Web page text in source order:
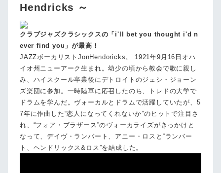
Hendricks ～
クラブジャズクラシックスの「i'll bet you thought i'd n
ever find you」が最高！
JAZZボーカリストJonHendoricks。 1921年9月16日オハ
イオ州ニューアーク生まれ。幼少の頃から教会で歌に親し
み、ハイスクール卒業後にデトロイトのジェシ・ジョーン
ズ楽団に参加。一時陸軍に応召したのち、トレドの大学で
ドラムを学んだ。ヴォーカルとドラムで活躍していたが、5
7年に作曲した“恋人になってくれないか”のヒットで注目さ
れ、“フォア・ブラザース”のヴォーカライズがきっかけと
なって、デイヴ・ランバート、アニー・ロスと“ランバー
ト、ヘンドリックス&ロス”を結成した。